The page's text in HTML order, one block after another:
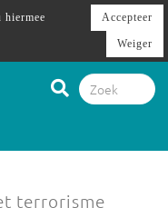
terrorisme
Accepteer
Weiger